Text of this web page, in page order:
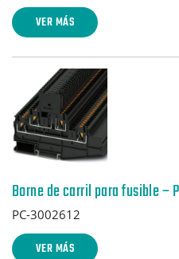
VER MÁS
Borne de carril para fusible –
PC-3002612
VER MÁS